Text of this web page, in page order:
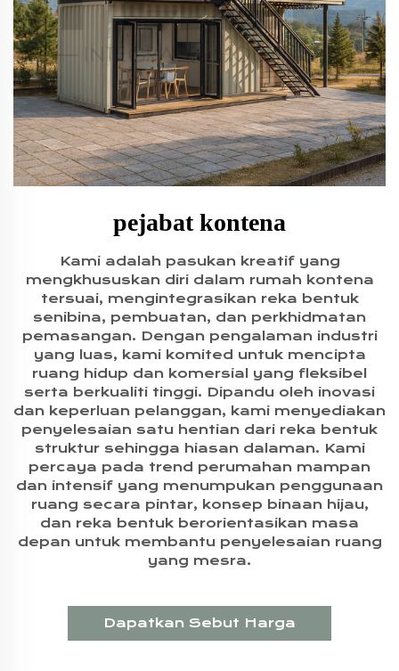
pejabat kontena
Kami adalah pasukan kreatif yang
mengkhususkan diri dalam rumah kontena
tersuai, mengintegrasikan reka bentuk
senibina, pembuatan, dan perkhidmatan
pemasangan. Dengan pengalaman industri
yang luas, kami komited untuk mencipta
ruang hidup dan komersial yang fleksibel
serta berkualiti tinggi. Dipandu oleh inovasi
dan keperluan pelanggan, kami menyediakan
penyelesaian satu hentian dari reka bentuk
struktur sehingga hiasan dalaman. Kami
percaya pada trend perumahan mampan
dan intensif yang menumpukan penggunaan
ruang secara pintar, konsep binaan hijau,
dan reka bentuk berorientasikan masa
depan untuk membantu penyelesaian ruang
yang mesra.
Dapatkan Sebut Harga